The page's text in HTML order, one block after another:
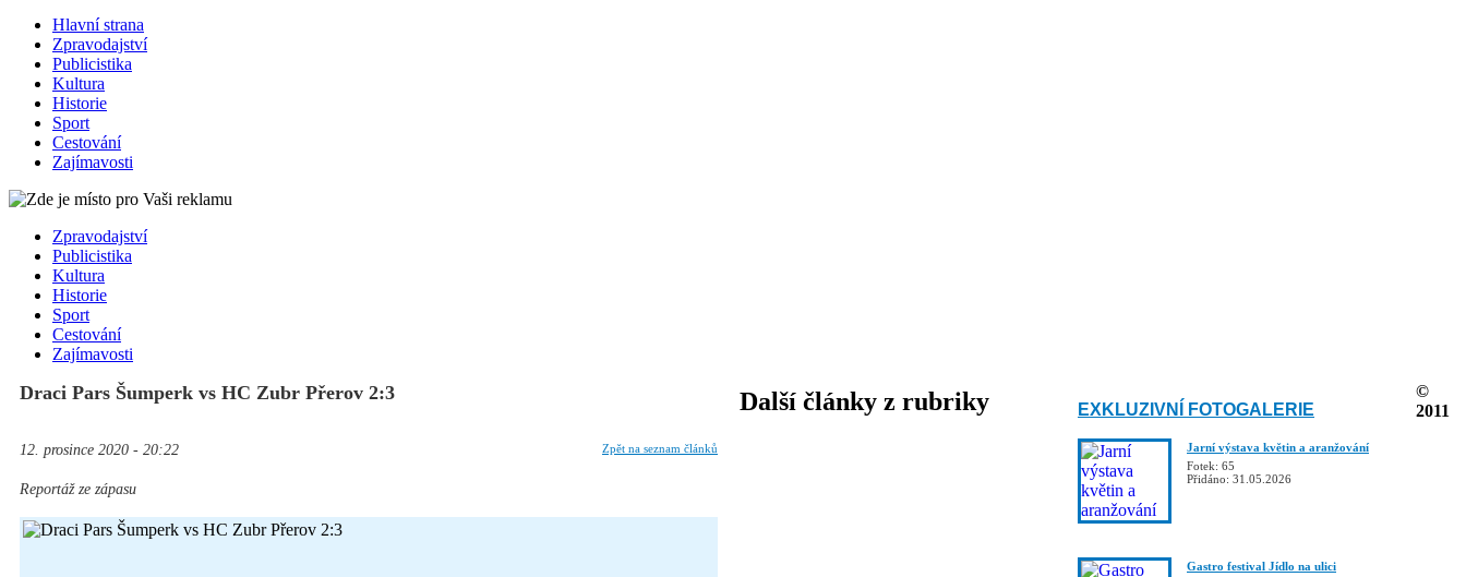
Hlavní strana
Zpravodajství
Publicistika
Kultura
Historie
Sport
Cestování
Zajímavosti
Zpravodajství
Publicistika
Kultura
Historie
Sport
Cestování
Zajímavosti
Draci Pars Šumperk vs HC Zubr Přerov 2:3
12. prosince 2020 - 20:22 Zpět na seznam článků
Reportáž ze zápasu
Další články z rubriky EXKLUZIVNÍ FOTOGALERIE
Jarní výstava květin a aranžování
Fotek: 65
Přidáno: 31.05.2026
Gastro festival Jídlo na ulici
©
2011